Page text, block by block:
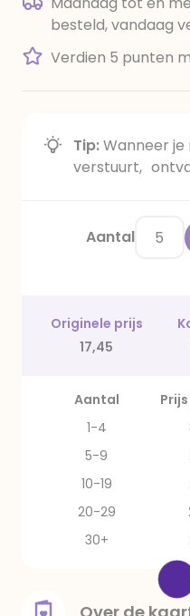
besteld, vandaag
Verdien 5 punten
Tip:Wanneer
verstuurt,
Aantal
Originele prijs
17,45
Aantal
1-4
5-9
10-19
20-29
30+